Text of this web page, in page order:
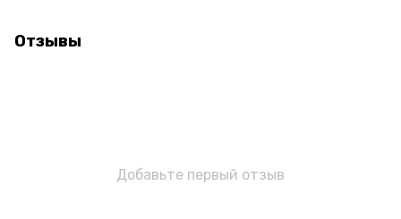
Отзывы
Добавьте первый отзыв